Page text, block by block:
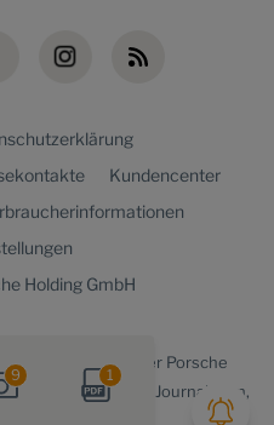
9 1
Kundencenter
Holding GmbH
ist ein Angebot der Porsche
Medienvertreter, Journalisten,